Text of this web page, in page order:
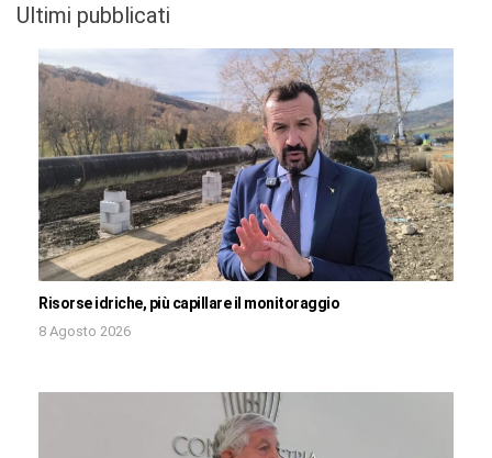
Ultimi pubblicati
Risorse idriche, più capillare il monitoraggio
8 Agosto 2026